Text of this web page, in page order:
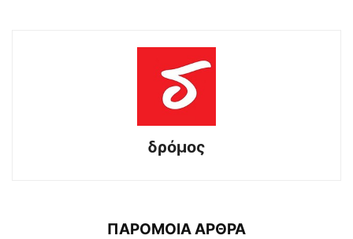
δρόμος
ΠΑΡΟΜΟΙΑ ΑΡΘΡΑ